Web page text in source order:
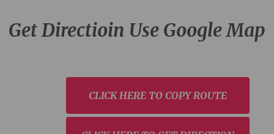
Get Directioin Use Google Map
CLICK HERE TO COPY ROUTE